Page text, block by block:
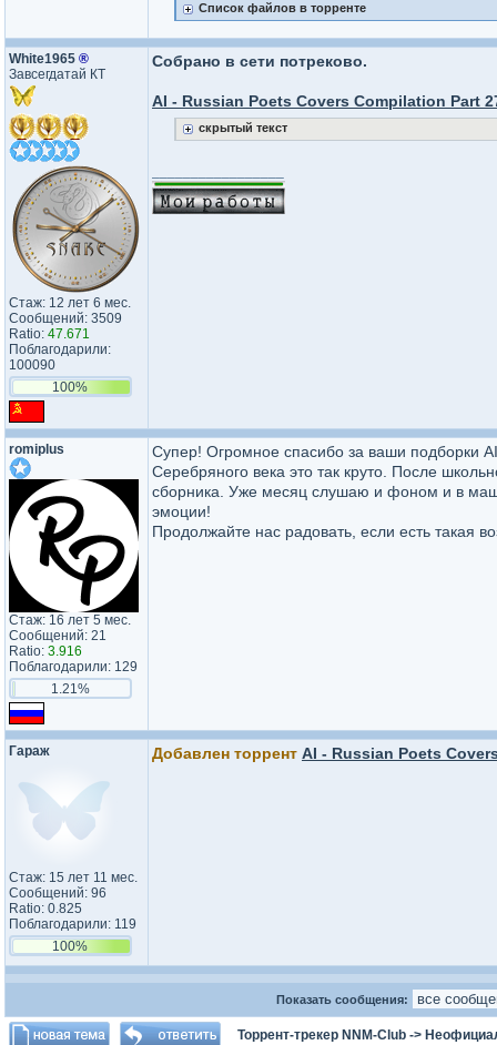
Список файлов в торренте
White1965 ®
Завсегдатай КТ
Стаж: 12 лет 6 мес.
Сообщений: 3509
Ratio: 47.671
Поблагодарили:
100090
100%
Собрано в сети потреково.
AI - Russian Poets Covers Compilation Part
скрытый текст
romiplus
Стаж: 16 лет 5 мес.
Сообщений: 21
Ratio: 3.916
Поблагодарили: 129
1.21%
Супер! Огромное спасибо за ваши подборки
Серебряного века это так круто. После
сборника. Уже месяц слушаю и фоном и в
эмоции!
Продолжайте нас радовать, если есть такая
Гараж
Стаж: 15 лет 11 мес.
Сообщений: 96
Ratio: 0.825
Поблагодарили: 119
100%
Добавлен торрент AI - Russian Poets
Показать сообщения:
Торрент-трекер NNM-Club ->